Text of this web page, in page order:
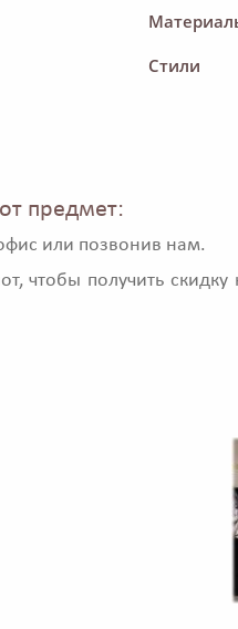
Стили
предмет:
или позвонив нам.
чтобы получить скидку